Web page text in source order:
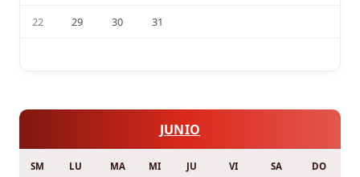
22 29 30 31
JUNIO
SM LU MA MI JU VI SA DO